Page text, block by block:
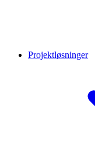
Projektløsninger